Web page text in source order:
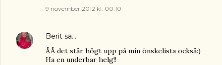
9 november 2012 kl. 00:10
Berit sa…
ÅÅ det står högt upp på min önskelista också:)
Ha en underbar helg!!